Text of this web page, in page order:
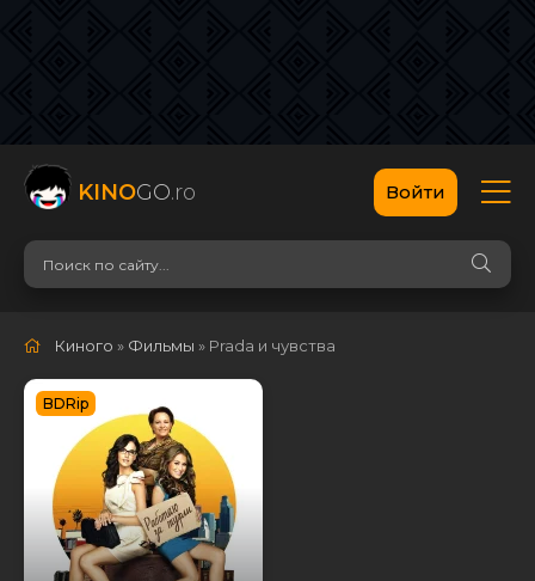
KINOGO.ro Войти
Киного » Фильмы » Prada и чувства
BDRip